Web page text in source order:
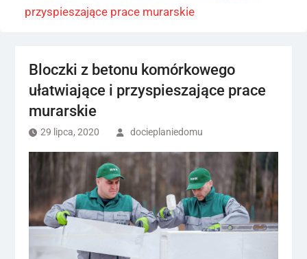
przyspieszające prace murarskie
Bloczki z betonu komórkowego
ułatwiające i przyspieszające prace
murarskie
29 lipca, 2020 docieplaniedomu